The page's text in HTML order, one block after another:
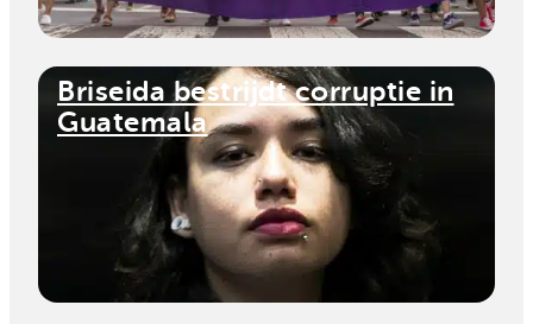
Briseida bestrijdt corruptie in
Guatemala